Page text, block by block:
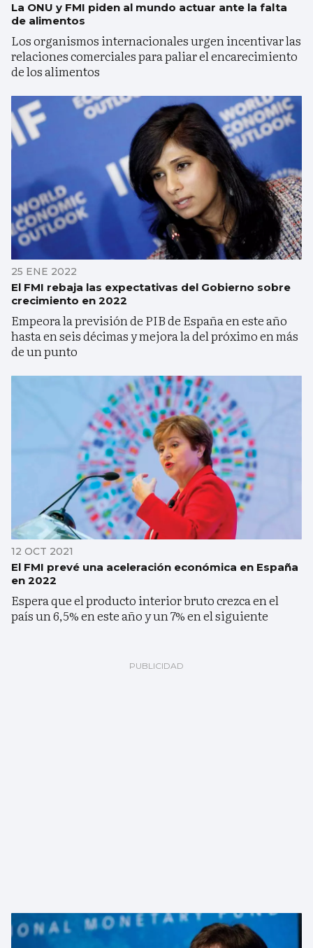
La ONU y FMI piden al mundo actuar ante la falta
de alimentos
Los organismos internacionales urgen incentivar las
relaciones comerciales para paliar el encarecimiento
de los alimentos
25 ENE 2022
El FMI rebaja las expectativas del Gobierno sobre
crecimiento en 2022
Empeora la previsión de PIB de España en este año
hasta en seis décimas y mejora la del próximo en más
de un punto
12 OCT 2021
El FMI prevé una aceleración económica en España
en 2022
Espera que el producto interior bruto crezca en el
país un 6,5% en este año y un 7% en el siguiente